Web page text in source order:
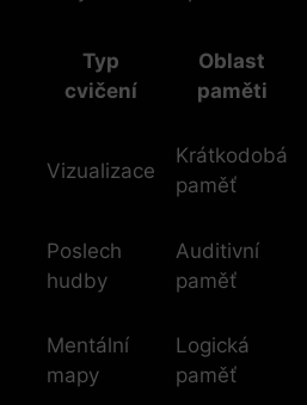
Typ
cvičení
Oblast
paměti
Vizualizace
Krátkodobá
paměť
Poslech
hudby
Auditivní
paměť
Mentální
mapy
Logická
paměť